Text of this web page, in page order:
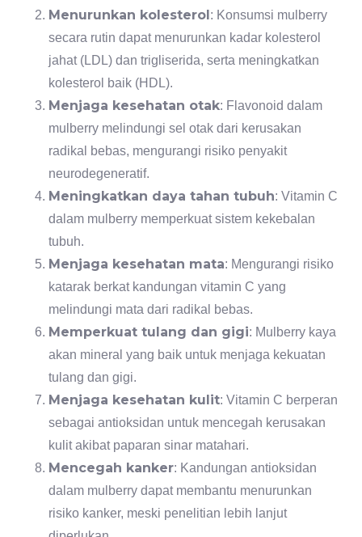
Menurunkan kolesterol: Konsumsi mulberry
secara rutin dapat menurunkan kadar kolesterol
jahat (LDL) dan trigliserida, serta meningkatkan
kolesterol baik (HDL).
Menjaga kesehatan otak: Flavonoid dalam
mulberry melindungi sel otak dari kerusakan
radikal bebas, mengurangi risiko penyakit
neurodegeneratif.
Meningkatkan daya tahan tubuh: Vitamin C
dalam mulberry memperkuat sistem kekebalan
tubuh.
Menjaga kesehatan mata: Mengurangi risiko
katarak berkat kandungan vitamin C yang
melindungi mata dari radikal bebas.
Memperkuat tulang dan gigi: Mulberry kaya
akan mineral yang baik untuk menjaga kekuatan
tulang dan gigi.
Menjaga kesehatan kulit: Vitamin C berperan
sebagai antioksidan untuk mencegah kerusakan
kulit akibat paparan sinar matahari.
Mencegah kanker: Kandungan antioksidan
dalam mulberry dapat membantu menurunkan
risiko kanker, meski penelitian lebih lanjut